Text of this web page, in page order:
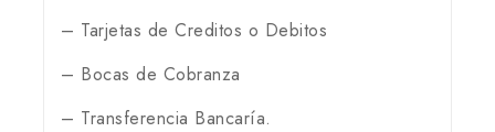
– Tarjetas de Creditos o Debitos
– Bocas de Cobranza
– Transferencia Bancaría.